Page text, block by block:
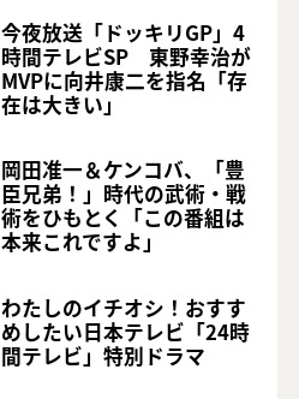
今夜放送「ドッキリGP」4
時間テレビSP 東野幸治が
MVPに向井康二を指名「存
在は大きい」
岡田准一＆ケンコバ、「豊
臣兄弟！」時代の武術・戦
術をひもとく「この番組は
本来これですよ」
わたしのイチオシ！おすす
めしたい日本テレビ「24時
間テレビ」特別ドラマ